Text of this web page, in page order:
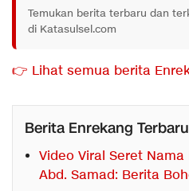
Temukan berita terbaru dan
di Katasulsel.com
👉 Lihat semua berita
Berita Enrekang Terbaru
Video Viral Seret Nama
Abd. Samad: Berita